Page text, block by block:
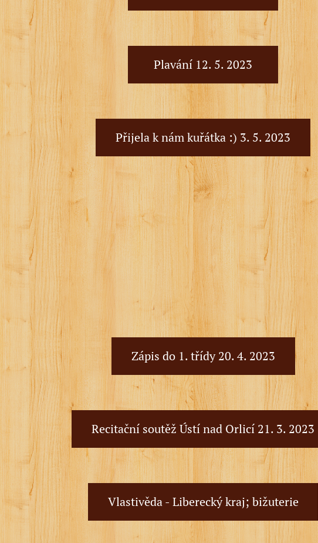
Plavání 12. 5. 2023
Přijela k nám kuřátka :) 3. 5. 2023
Zápis do 1. třídy 20. 4. 2023
Recitační soutěž Ústí nad Orlicí 21. 3. 2023
Vlastivěda - Liberecký kraj; bižuterie